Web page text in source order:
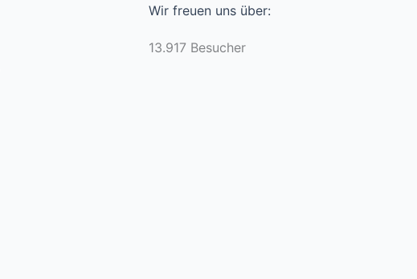
Wir freuen uns über:
13.917 Besucher